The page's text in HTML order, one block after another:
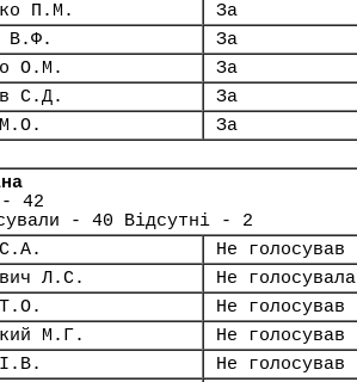
П.М.
За
В.Ф.
За
О.М.
За
С.Д.
За
За
- 42
- 40 Відсутні - 2
Не голосував
Л.С.
Не голосувала
Не голосував
М.Г.
Не голосував
Не голосував